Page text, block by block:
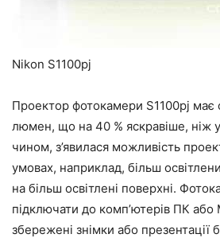
Nikon S1100pj
Проектор фотокамери S1100pj має
люмен, що на 40 % яскравіше, ніж
чином, з’явилася можливість
умовах, наприклад, більш
на більш освітлені поверхні.
підключати до комп’ютерів ПК або
збережені знімки або презентації